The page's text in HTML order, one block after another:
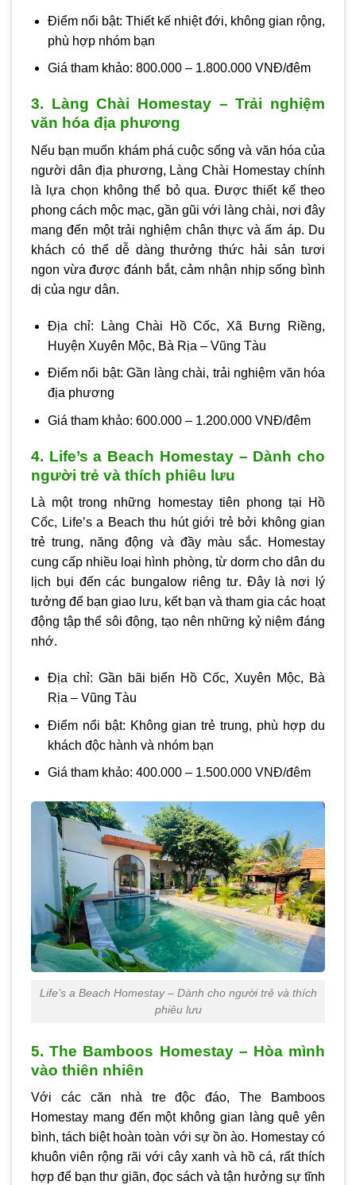
Điểm nổi bật: Thiết kế nhiệt đới, không gian rộng,
phù hợp nhóm bạn
Giá tham khảo: 800.000 – 1.800.000 VNĐ/đêm
3. Làng Chài Homestay – Trải nghiệm
văn hóa địa phương
Nếu bạn muốn khám phá cuộc sống và văn hóa của
người dân địa phương, Làng Chài Homestay chính
là lựa chọn không thể bỏ qua. Được thiết kế theo
phong cách mộc mạc, gần gũi với làng chài, nơi đây
mang đến một trải nghiệm chân thực và ấm áp. Du
khách có thể dễ dàng thưởng thức hải sản tươi
ngon vừa được đánh bắt, cảm nhận nhịp sống bình
dị của ngư dân.
Địa chỉ: Làng Chài Hồ Cốc, Xã Bưng Riềng,
Huyện Xuyên Mộc, Bà Rịa – Vũng Tàu
Điểm nổi bật: Gần làng chài, trải nghiệm văn hóa
địa phương
Giá tham khảo: 600.000 – 1.200.000 VNĐ/đêm
4. Life’s a Beach Homestay – Dành cho
người trẻ và thích phiêu lưu
Là một trong những homestay tiên phong tại Hồ
Cốc, Life’s a Beach thu hút giới trẻ bởi không gian
trẻ trung, năng động và đầy màu sắc. Homestay
cung cấp nhiều loại hình phòng, từ dorm cho dân du
lịch bụi đến các bungalow riêng tư. Đây là nơi lý
tưởng để bạn giao lưu, kết bạn và tham gia các hoạt
động tập thể sôi động, tạo nên những kỷ niệm đáng
nhớ.
Địa chỉ: Gần bãi biển Hồ Cốc, Xuyên Mộc, Bà
Rịa – Vũng Tàu
Điểm nổi bật: Không gian trẻ trung, phù hợp du
khách độc hành và nhóm bạn
Giá tham khảo: 400.000 – 1.500.000 VNĐ/đêm
Life’s a Beach Homestay – Dành cho người trẻ và thích
phiêu lưu
5. The Bamboos Homestay – Hòa mình
vào thiên nhiên
Với các căn nhà tre độc đáo, The Bamboos
Homestay mang đến một không gian làng quê yên
bình, tách biệt hoàn toàn với sự ồn ào. Homestay có
khuôn viên rộng rãi với cây xanh và hồ cá, rất thích
hợp để bạn thư giãn, đọc sách và tận hưởng sự tĩnh